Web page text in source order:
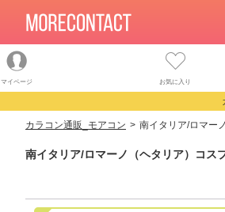
マイページ お気に入り
カラコン通販_モアコン 南イタリア/ロマー
南イタリア/ロマーノ（ヘタリア）コス